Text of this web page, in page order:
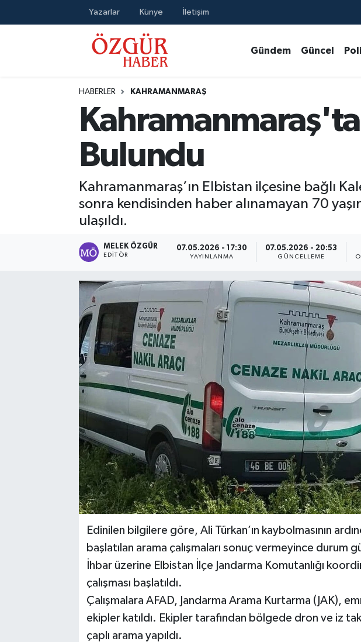
Yazarlar Künye İletişim
Gündem Güncel
HABERLER KAHRAMANMARAŞ
Bulundu
Kahramanmaraş’ın Elbistan ilçesine bağlı
sonra kendisinden haber alınamayan 70
ulaşıldı.
MELEK ÖZGÜR
EDITÖR
07.05.2026 - 17:30
YAYINLANMA
07.05.2026 - 20:53
GÜNCELLEME
Edinilen bilgilere göre, Ali Türkan’ın kaybolmasının
başlatılan arama çalışmaları sonuç vermeyince durum
İhbar üzerine Elbistan İlçe Jandarma Komutanlığı
çalışması başlatıldı.
Çalışmalara AFAD, Jandarma Arama Kurtarma (JAK),
ekipler katıldı. Ekipler tarafından bölgede dron ve iz
çaplı arama yapıldı.
MODA - GÜZELLİK
Tarih - Kültür - Sanat - Turizm
Nöbetçi Eczaneler
Trafik Durumu
Süper Lig Puan Durumu ve Fikstür
Tüm Manşetler
Son Dakika Haberleri
Haber Arşivi